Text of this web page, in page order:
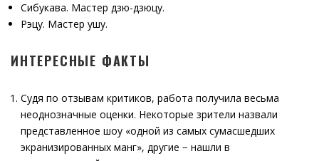
Сибукава. Мастер дзю-дзюцу.
Рэцу. Мастер ушу.
ИНТЕРЕСНЫЕ ФАКТЫ
Судя по отзывам критиков, работа получила весьма
неоднозначные оценки. Некоторые зрители назвали
представленное шоу «одной из самых сумасшедших
экранизированных манг», другие − нашли в